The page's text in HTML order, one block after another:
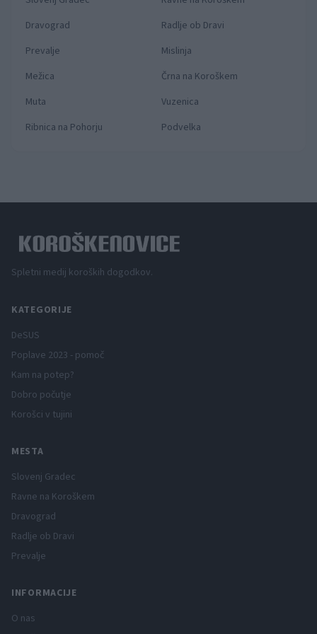
Dravograd
Radlje ob Dravi
Prevalje
Mislinja
Mežica
Črna na Koroškem
Muta
Vuzenica
Ribnica na Pohorju
Podvelka
Spletni medij koroških dogodkov.
KATEGORIJE
DeSUS
Poplave 2023 - pomoč
Kam na potep?
Dobro počutje
Korošci v tujini
MESTA
Slovenj Gradec
Ravne na Koroškem
Dravograd
Radlje ob Dravi
Prevalje
INFORMACIJE
O nas